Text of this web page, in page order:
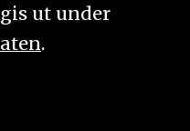
ut under
.